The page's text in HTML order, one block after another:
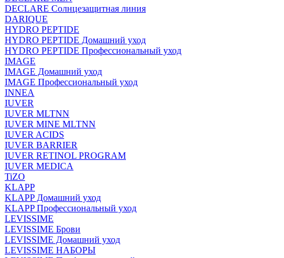
DECLARE Солнцезащитная линия
DARIQUE
HYDRO PEPTIDE
HYDRO PEPTIDE Домашний уход
HYDRO PEPTIDE Профессиональный уход
IMAGE
IMAGE Домашний уход
IMAGE Профессиональный уход
INNEA
IUVER
IUVER MLTNN
IUVER MINE MLTNN
IUVER ACIDS
IUVER BARRIER
IUVER RETINOL PROGRAM
IUVER MEDICA
TiZO
KLAPP
KLAPP Домашний уход
KLAPP Профессиональный уход
LEVISSIME
LEVISSIME Брови
LEVISSIME Домашний уход
LEVISSIME НАБОРЫ